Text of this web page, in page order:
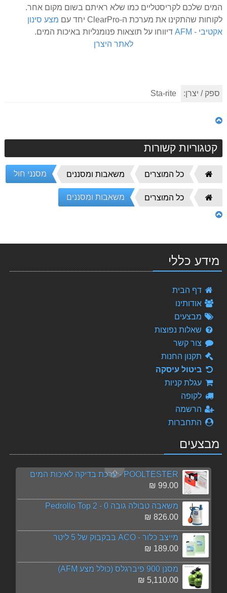
המים שלכם לקריסטליים כמו שלא ראיתם בשום מקום אחר.
לקוחות שהתקינו את מערכת ה-ClearPro יחד עם
מצע סינון
אקטיבי - AFM
דיווחו על תוצאות פנומנליות באיכות המים.
לאתר היצרן
ספק / יצרן:
קטגוריות קשורות
דף
הבית
כל המוצרים משאבות ומסננים מסנני חול
דף
הבית
כל המוצרים משאבות ומסננים
מידע כללי
דף הבית
אודותינו
מבצעים
שאלות נפוצות
צור קשר
תקנון החנות
ביטול עיסקה
עגלת קניות
לקופה
הרשמה
התחברות
מבצעים
4,555.00 ₪
APF - מצליל מים לבריכות ציבוריות
199.00 ₪
קלרי קליר - מצליל מים חזק מאוד Clary Clear
pH פלוס - באריזה של 3.5 ק"ג
199.00 ₪
185.00 ₪
POOLTESTER - ערכת בדיקה לאיכות המים
99.00 ₪
משאבה טבולה גובה 0 - Pedrollo Top 2
826.00 ₪
מייצב כלור - ACO בבקבוק של 5 ליטר
189.00 ₪
מסנן 900 פיברגלס (כולל מצע AFM)
5,110.00 ₪